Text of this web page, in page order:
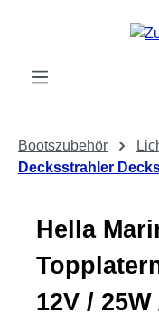
Zum Hauptinhalt
Bootszubehör
Decksstrahler
Hella
12V / 25W